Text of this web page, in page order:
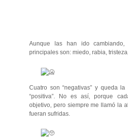
Aunque las han ido cambiando,
principales son: miedo, rabia,
Cuatro son “negativas” y queda
“positiva”. No es así, porque
objetivo, pero siempre me llamó la
fueran sufridas.